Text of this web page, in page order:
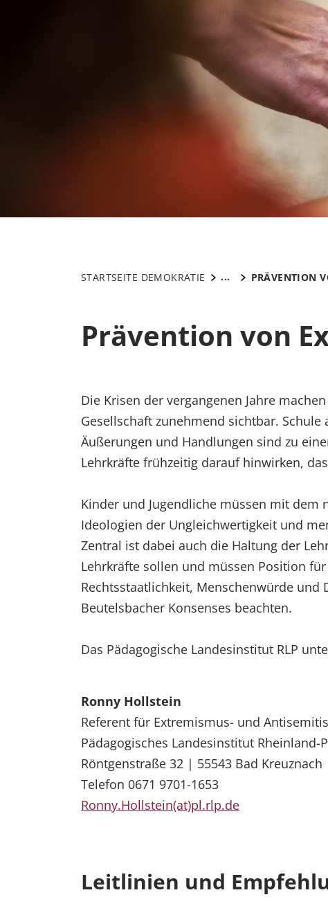
STARTSEITE DEMOKRATIE ... PRÄVENTION
Prävention von
Die Krisen der vergangenen Jahre
Gesellschaft zunehmend sichtbar.
Äußerungen und Handlungen sind zu
Lehrkräfte frühzeitig darauf hinwirken,
Kinder und Jugendliche müssen mit
Ideologien der Ungleichwertigkeit und
Zentral ist dabei auch die Haltung der
Lehrkräfte sollen und müssen Position
Rechtsstaatlichkeit, Menschenwürde
Beutelsbacher Konsenses beachten.
Das Pädagogische Landesinstitut RLP
Ronny Hollstein
Referent für Extremismus- und
Pädagogisches Landesinstitut Rheinland-
Röntgenstraße 32 | 55543 Bad Kreuznach
Telefon 0671 9701-1653
Ronny.Hollstein(at)pl.rlp.de
Leitlinien und